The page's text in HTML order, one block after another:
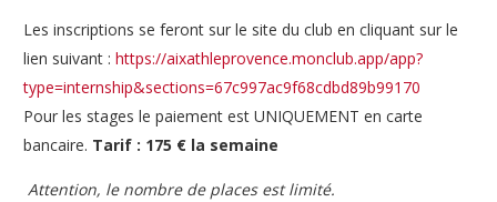
Les inscriptions se feront sur le site du club en cliquant sur le
lien suivant : https://aixathleprovence.monclub.app/app?
type=internship&sections=67c997ac9f68cdbd89b99170
Pour les stages le paiement est UNIQUEMENT en carte
bancaire. Tarif : 175 € la semaine
Attention, le nombre de places est limité.